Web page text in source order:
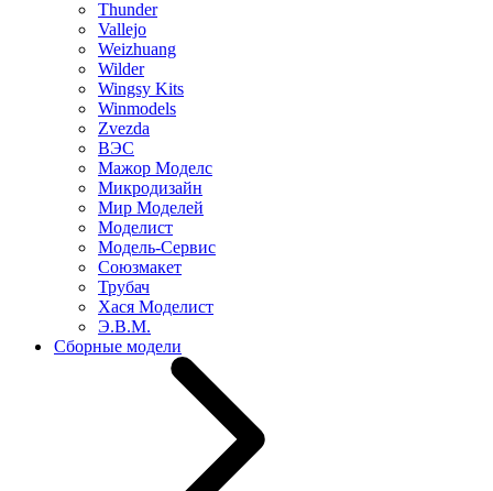
Thunder
Vallejo
Weizhuang
Wilder
Wingsy Kits
Winmodels
Zvezda
ВЭС
Мажор Моделс
Микродизайн
Мир Моделей
Моделист
Модель-Сервис
Союзмакет
Трубач
Хася Моделист
Э.В.М.
Сборные модели